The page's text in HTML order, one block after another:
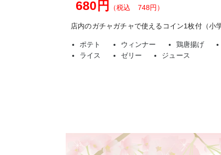
680円 （税込 748円）
店内のガチャガチャで使えるコイン1枚付（小
ポテト ウィンナー 鶏唐揚げ
ライス
ゼリー ジュース